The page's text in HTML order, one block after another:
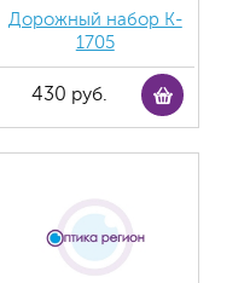
Дорожный набор K-
1705
430 руб.